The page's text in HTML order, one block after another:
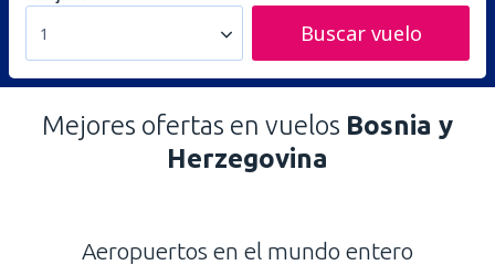
1 Buscar vuelo
Mejores ofertas en vuelos Bosnia y
Herzegovina
Aeropuertos en el mundo entero